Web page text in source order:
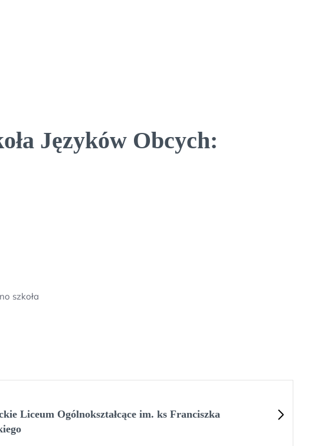
Języków Obcych:
szkoła
Liceum Ogólnokształcące im. ks Franciszka